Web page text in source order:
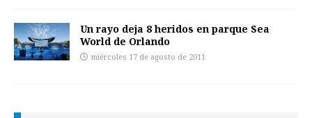
Un rayo deja 8 heridos en parque Sea
World de Orlando
miércoles 17 de agosto de 2011